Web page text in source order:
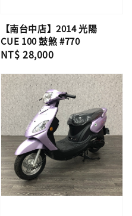
【南台中店】2014 光陽
CUE 100 鼓煞 #770
Regular
NT$ 28,000